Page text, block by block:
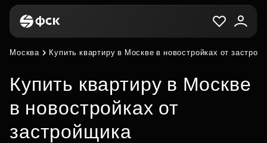
Москва Купить квартиру в Москве в новостройках от
Купить квартиру в Москве
в новостройках от
застройщика